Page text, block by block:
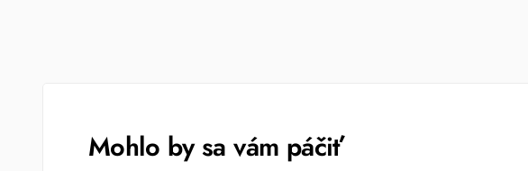
Mohlo by sa vám páčiť